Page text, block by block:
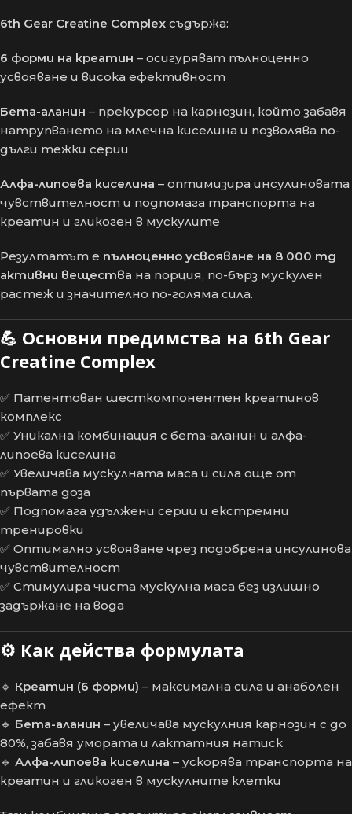
6th Gear Creatine Complex съдържа:
6 форми на креатин – осигуряват пълноценно
усвояване и висока ефективност
Бета-аланин – прекурсор на карнозин, който забавя
натрупването на млечна киселина и позволява по-
дълги тежки серии
Алфа-липоева киселина – оптимизира инсулиновата
чувствителност и подпомага транспорта на
креатин и гликоген в мускулите
Резултатът е пълноценно усвояване на 8 000 mg
активни вещества на порция, по-бърз мускулен
растеж и значително по-голяма сила.
💪 Основни предимства на 6th Gear
Creatine Complex
✅ Патентован шесткомпонентен креатинов
комплекс
✅ Уникална комбинация с бета-аланин и алфа-
липоева киселина
✅ Увеличава мускулната маса и сила още от
първата доза
✅ Подпомага удължени серии и екстремни
тренировки
✅ Оптимално усвояване чрез подобрена инсулинова
чувствителност
✅ Стимулира чиста мускулна маса без излишно
задържане на вода
⚙️ Как действа формулата
🔹 Креатин (6 форми) – максимална сила и анаболен
ефект
🔹 Бета-аланин – увеличава мускулния карнозин с до
80%, забавя умората и лактатния натиск
🔹 Алфа-липоева киселина – ускорява транспорта на
креатин и гликоген в мускулните клетки